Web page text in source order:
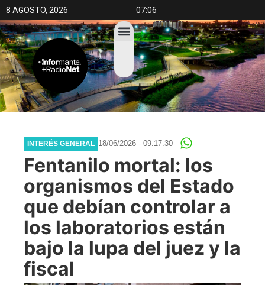
8 AGOSTO, 2026 07:06
INTERÉS GENERAL 18/06/2026 - 09:17:30
Fentanilo mortal: los
organismos del Estado
que debían controlar a
los laboratorios están
bajo la lupa del juez y la
fiscal